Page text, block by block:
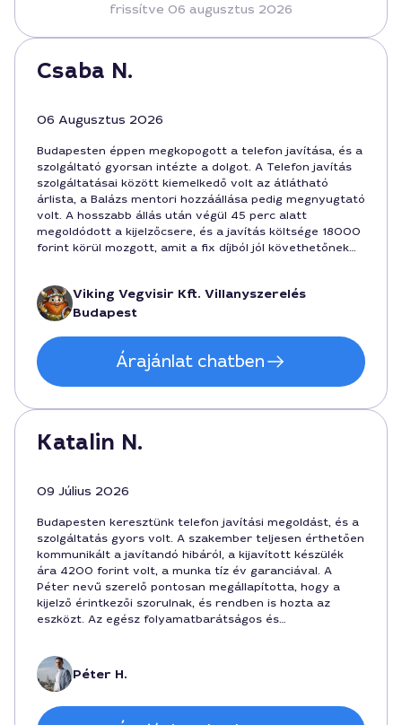
frissítve 06 augusztus 2026
Csaba N.
06 Augusztus 2026
Budapesten éppen megkopogott a telefon javítása, és a
szolgáltató gyorsan intézte a dolgot. A Telefon javítás
szolgáltatásai között kiemelkedő volt az átlátható
árlista, a Balázs mentori hozzáállása pedig megnyugtató
volt. A hosszabb állás után végül 45 perc alatt
megoldódott a kijelzőcsere, és a javítás költsége 18000
forint körül mozgott, amit a fix díjból jól követhetőnek
Viking Vegvisir Kft. Villanyszerelés
Budapest
Árajánlat chatben
Katalin N.
09 Július 2026
Budapesten keresztünk telefon javítási megoldást, és a
szolgáltatás gyors volt. A szakember teljesen érthetően
kommunikált a javítandó hibáról, a kijavított készülék
ára 4200 forint volt, a munka tíz év garanciával. A
Péter nevű szerelő pontosan megállapította, hogy a
kijelző érintkezői szorulnak, és rendben is hozta az
eszközt. Az egész folyamatbarátságos és
Péter H.